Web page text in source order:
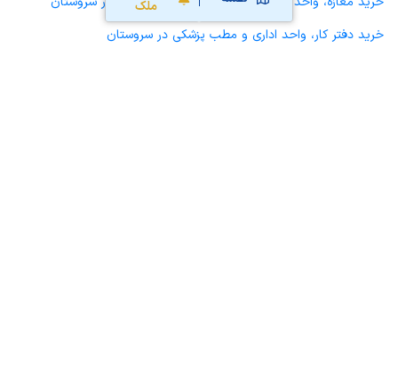
ملک
خرید دفتر کار، واحد اداری و مطب پزشکی در سروستان